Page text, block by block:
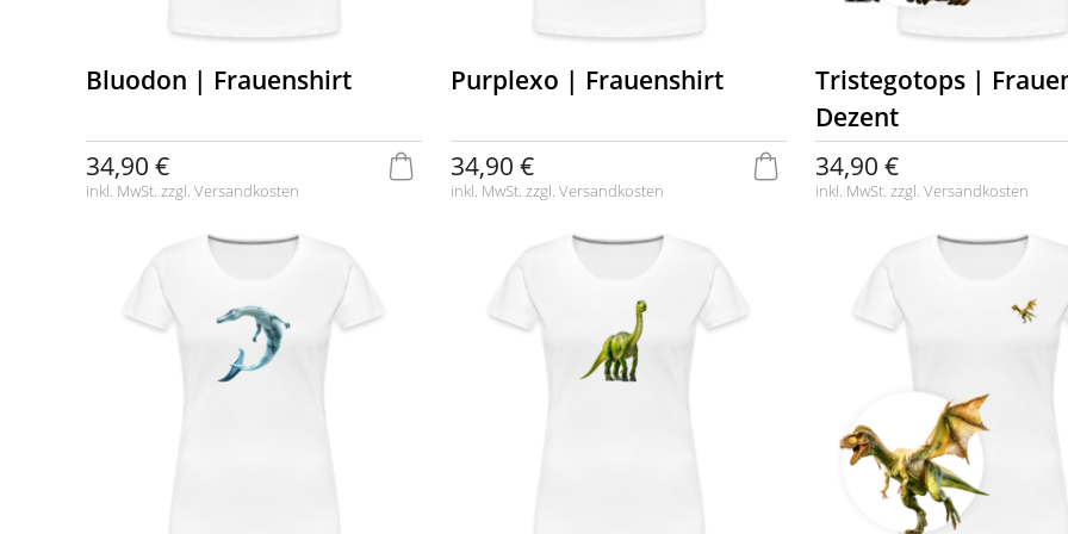
Bluodon | Frauenshirt
34,90 €
inkl. MwSt. zzgl. Versandkosten
Purplexo | Frauenshirt
34,90 €
inkl. MwSt. zzgl. Versandkosten
Tristegotops |
Dezent
34,90 €
inkl. MwSt. zzgl. Versandkosten